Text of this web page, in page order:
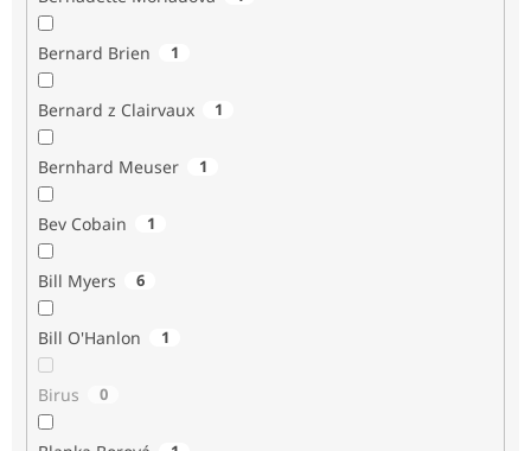
Bernard Brien 1
Bernard z Clairvaux 1
Bernhard Meuser 1
Bev Cobain 1
Bill Myers 6
Bill O'Hanlon 1
Birus 0